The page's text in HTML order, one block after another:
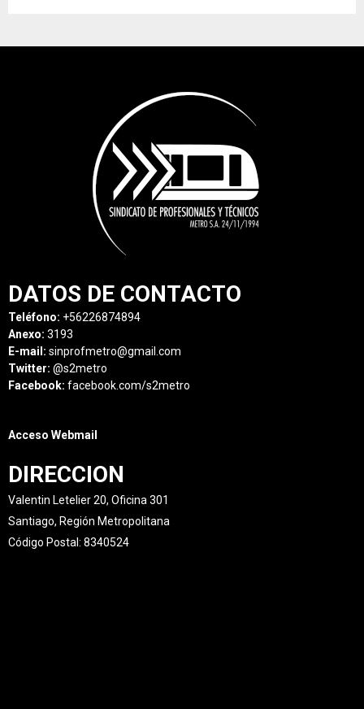
DATOS DE CONTACTO
Teléfono: +56226874894
Anexo: 3193
E-mail: sinprofmetro@gmail.com
Twitter: @s2metro
Facebook: facebook.com/s2metro
Acceso Webmail
DIRECCION
Valentin Letelier 20, Oficina 301
Santiago, Región Metropolitana
Código Postal: 8340524